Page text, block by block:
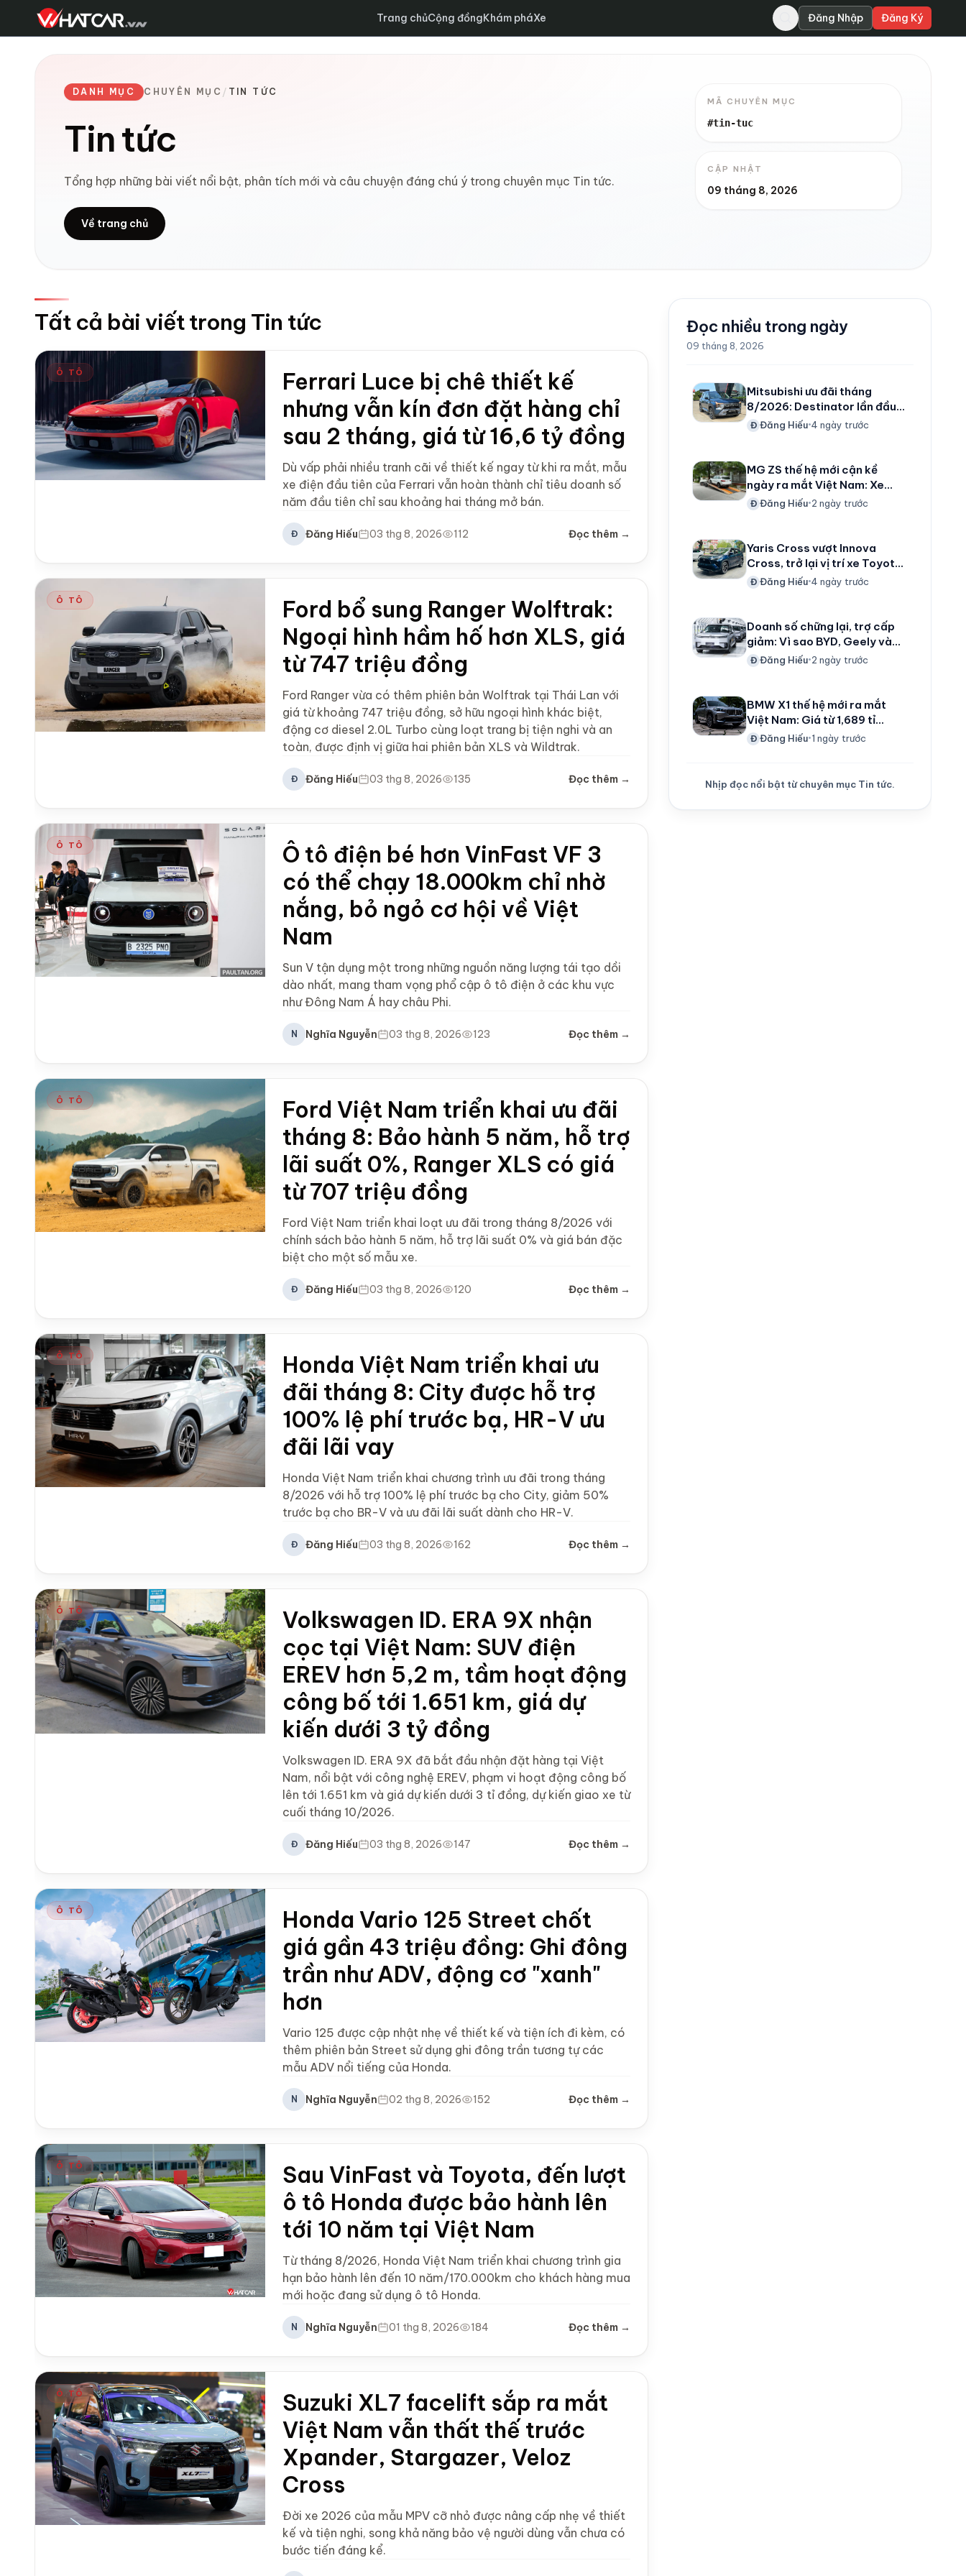
Trang chủCộng đồngKhám pháXe Đăng Nhập Đăng Ký
DANH MỤC CHUYÊN MỤC / TIN TỨC
Tin tức
Tổng hợp những bài viết nổi bật, phân tích mới và câu chuyện đáng chú ý trong chuyên mục Tin tức.
Về trang chủ
MÃ CHUYÊN MỤC
#tin-tuc
CẬP NHẬT
09 tháng 8, 2026
Tất cả bài viết trong Tin tức
Ô TÔ
Ferrari Luce bị chê thiết kế
nhưng vẫn kín đơn đặt hàng chỉ
sau 2 tháng, giá từ 16,6 tỷ đồng
Dù vấp phải nhiều tranh cãi về thiết kế ngay từ khi ra mắt, mẫu
xe điện đầu tiên của Ferrari vẫn hoàn thành chỉ tiêu doanh số
năm đầu tiên chỉ sau khoảng hai tháng mở bán.
Đ Đăng Hiếu 03 thg 8, 2026 112 Đọc thêm →
Ô TÔ
Ford bổ sung Ranger Wolftrak:
Ngoại hình hầm hố hơn XLS, giá
từ 747 triệu đồng
Ford Ranger vừa có thêm phiên bản Wolftrak tại Thái Lan với
giá từ khoảng 747 triệu đồng, sở hữu ngoại hình khác biệt,
động cơ diesel 2.0L Turbo cùng loạt trang bị tiện nghi và an
toàn, được định vị giữa hai phiên bản XLS và Wildtrak.
Đ Đăng Hiếu 03 thg 8, 2026 135 Đọc thêm →
Ô TÔ
Ô tô điện bé hơn VinFast VF 3
có thể chạy 18.000km chỉ nhờ
nắng, bỏ ngỏ cơ hội về Việt
Nam
Sun V tận dụng một trong những nguồn năng lượng tái tạo dồi
dào nhất, mang tham vọng phổ cập ô tô điện ở các khu vực
như Đông Nam Á hay châu Phi.
N Nghĩa Nguyễn 03 thg 8, 2026 123 Đọc thêm →
Ô TÔ
Ford Việt Nam triển khai ưu đãi
tháng 8: Bảo hành 5 năm, hỗ trợ
lãi suất 0%, Ranger XLS có giá
từ 707 triệu đồng
Ford Việt Nam triển khai loạt ưu đãi trong tháng 8/2026 với
chính sách bảo hành 5 năm, hỗ trợ lãi suất 0% và giá bán đặc
biệt cho một số mẫu xe.
Đ Đăng Hiếu 03 thg 8, 2026 120 Đọc thêm →
Ô TÔ
Honda Việt Nam triển khai ưu
đãi tháng 8: City được hỗ trợ
100% lệ phí trước bạ, HR-V ưu
đãi lãi vay
Honda Việt Nam triển khai chương trình ưu đãi trong tháng
8/2026 với hỗ trợ 100% lệ phí trước bạ cho City, giảm 50%
trước bạ cho BR-V và ưu đãi lãi suất dành cho HR-V.
Đ Đăng Hiếu 03 thg 8, 2026 162 Đọc thêm →
Ô TÔ
Volkswagen ID. ERA 9X nhận
cọc tại Việt Nam: SUV điện
EREV hơn 5,2 m, tầm hoạt động
công bố tới 1.651 km, giá dự
kiến dưới 3 tỷ đồng
Volkswagen ID. ERA 9X đã bắt đầu nhận đặt hàng tại Việt
Nam, nổi bật với công nghệ EREV, phạm vi hoạt động công bố
lên tới 1.651 km và giá dự kiến dưới 3 tỉ đồng, dự kiến giao xe từ
cuối tháng 10/2026.
Đ Đăng Hiếu 03 thg 8, 2026 147 Đọc thêm →
Ô TÔ
Honda Vario 125 Street chốt
giá gần 43 triệu đồng: Ghi đông
trần như ADV, động cơ "xanh"
hơn
Vario 125 được cập nhật nhẹ về thiết kế và tiện ích đi kèm, có
thêm phiên bản Street sử dụng ghi đông trần tương tự các
mẫu ADV nổi tiếng của Honda.
N Nghĩa Nguyễn 02 thg 8, 2026 152 Đọc thêm →
Ô TÔ
Sau VinFast và Toyota, đến lượt
ô tô Honda được bảo hành lên
tới 10 năm tại Việt Nam
Từ tháng 8/2026, Honda Việt Nam triển khai chương trình gia
hạn bảo hành lên đến 10 năm/170.000km cho khách hàng mua
mới hoặc đang sử dụng ô tô Honda.
N Nghĩa Nguyễn 01 thg 8, 2026 184 Đọc thêm →
Ô TÔ
Suzuki XL7 facelift sắp ra mắt
Việt Nam vẫn thất thế trước
Xpander, Stargazer, Veloz
Cross
Đời xe 2026 của mẫu MPV cỡ nhỏ được nâng cấp nhẹ về thiết
kế và tiện nghi, song khả năng bảo vệ người dùng vẫn chưa có
bước tiến đáng kể.
Đọc nhiều trong ngày
09 tháng 8, 2026
Mitsubishi ưu đãi tháng
8/2026: Destinator lần đầu
được hỗ trợ 100% lệ phí trước
bạ, Xpander, Xforce và
Đ Đăng Hiếu•4 ngày trước
MG ZS thế hệ mới cận kề
ngày ra mắt Việt Nam: Xe
hybrid giá dự kiến dưới 600
triệu đồng, hứa hẹn khuấy
Đ Đăng Hiếu•2 ngày trước
Yaris Cross vượt Innova
Cross, trở lại vị trí xe Toyota
bán chạy nhất Việt Nam
trong tháng 7
Đ Đăng Hiếu•4 ngày trước
Doanh số chững lại, trợ cấp
giảm: Vì sao BYD, Geely và
nhiều hãng xe Trung Quốc
tăng tốc vào Việt Nam?
Đ Đăng Hiếu•2 ngày trước
BMW X1 thế hệ mới ra mắt
Việt Nam: Giá từ 1,689 tỉ
đồng, ưu đãi còn 1,668 tỉ
đồng cho 80 khách đầu tiên,
mã lực
Đ Đăng Hiếu•1 ngày trước
Nhịp đọc nổi bật từ chuyên mục Tin tức.